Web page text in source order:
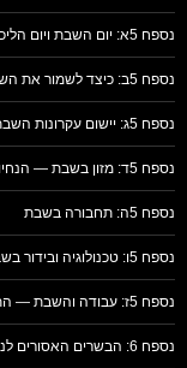
נספח 5א: יום השבת ויום הליכה לכנסייה – שני דברים שונים
נספח 5ב: כיצד לשמור את השבת בזמנים מודרניים
נספח 5ג: יישום עקרונות השבת בחיי היומיום
נספח 5ד: מזון בשבת — הנחיות מעשיות
נספח 5ה: תחבורה בשבת
נספח 5ו: טכנולוגיה ובידור בשבת
נספח 5ז: עבודה והשבת — התמודדות עם אתגרי העולם האמיתי
נספח 6: הבשרים האסורים לנוצרים